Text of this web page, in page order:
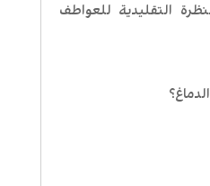
التقليدية للعواطف